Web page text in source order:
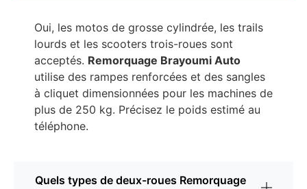
Oui, les motos de grosse cylindrée, les trails
lourds et les scooters trois-roues sont
acceptés. Remorquage Brayoumi Auto
utilise des rampes renforcées et des sangles
à cliquet dimensionnées pour les machines de
plus de 250 kg. Précisez le poids estimé au
téléphone.
Quels types de deux-roues Remorquage